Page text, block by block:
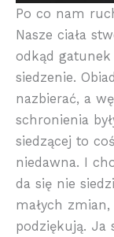
Po co nam
Nasze ciała
odkąd
siedzenie.
nazbierać, a
schronienia
siedzącej to
niedawna. I
da się nie
małych
podziękują. Ja